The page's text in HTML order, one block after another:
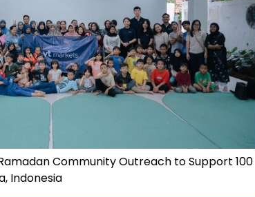
Community Outreach to Support 100
Indonesia